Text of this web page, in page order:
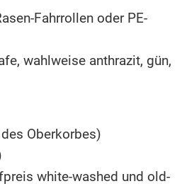
Fahrrollen oder PE-
wahlweise anthrazit, gün,
Oberkorbes)
white-washed und old-